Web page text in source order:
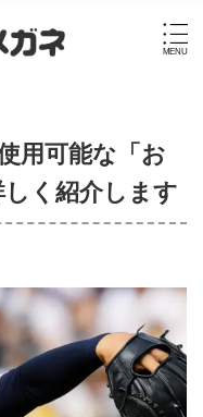
用可能な「お
く紹介します